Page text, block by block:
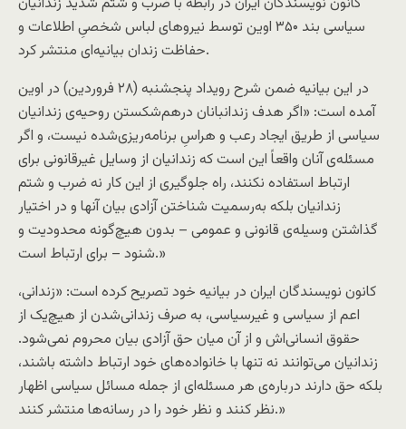
سیاسی بند ۳۵۰ اوین توسط نیروهای لباس شخصیِ اطلاعات و
حفاظت زندان بیانیه‌ای منتشر کرد.
در این بیانیه ضمن شرح رویداد پنجشنبه (۲۸ فروردین) در اوین
آمده است: «اگر هدف زندانبانان درهم‌شکستن روحیه‌ی زندانیان
سیاسی از طریق ایجاد رعب و هراسِ برنامه‌ریزی‌شده نیست، و اگر
مسئله‌ی آنان واقعاً این است که زندانیان از وسایل غیرقانونی برای
ارتباط استفاده نکنند، راه جلوگیری از این کار نه ضرب و شتم
زندانیان بلکه به‌رسمیت شناختن آزادی بیان آنها و در اختیار
گذاشتن وسیله‌ی قانونی و عمومی – بدون هیچ‌گونه محدودیت و
شنود – برای ارتباط است.»
کانون نویسندگان ایران در بیانیه خود تصریح کرده است: «زندانی،
اعم از سیاسی و غیرسیاسی، به صرف زندانی‌شدن از هیچ‌یک از
حقوق انسانی‌اش و از آن میان حق آزادی بیان محروم نمی‌شود.
زندانیان می‌توانند نه تنها با خانواده‌های خود ارتباط داشته باشند،
بلکه حق دارند درباره‌ی هر مسئله‌ای از جمله مسائل سیاسی اظهار
نظر کنند و نظر خود را در رسانه‌ها منتشر کنند.»